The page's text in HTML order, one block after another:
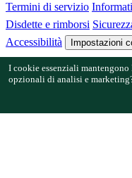
Termini di servizio
Disdette e rimborsi
Accessibilità
Impostazioni
Funzionalità
Galleria dei giardini
I cookie essenziali
opzionali di analisi e